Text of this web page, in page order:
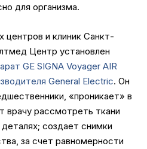
для организма.
центров и клиник Санкт-
Центр установлен
GE SIGNA Voyager AIR
General Electric. Он
«проникает» в
врачу рассмотреть ткани
создает снимки
за счет равномерности